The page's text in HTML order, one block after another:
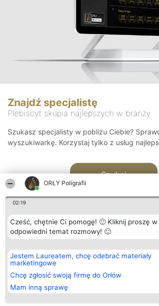
ORŁY Poligrafii
02:19
Cześć, chętnie Ci pomogę! 🙂 Kliknij proszę w
odpowiedni temat rozmowy! 🙂
Jestem Laureatem, chcę odebrać materiały
marketingowe
Chcę zgłosić swoją firmę do Orłów
Mam inną sprawę
Znajdź specjalistę
Plebiscyt skupia najlepszych w branży
Szukasz specjalisty w pobliżu Ciebie?
wyszukiwarkę. Korzystaj tylko z usług
Szukaj
Organizator plebiscytu
Bright Side Solutions sp. z o.
o. sp. k.
ul. Ruska 22
Wrocław 50-079
KRS 0000749100 | Regon
381313360 | NIP 8943132676
Plebiscyt
Laureaci
wszystkich
Laureatów
Regulamin